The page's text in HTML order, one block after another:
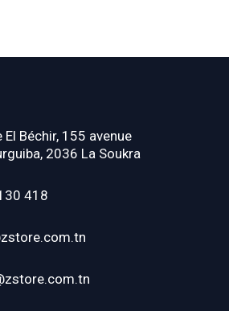
El Béchir, 155 avenue
2036 La Soukra
418